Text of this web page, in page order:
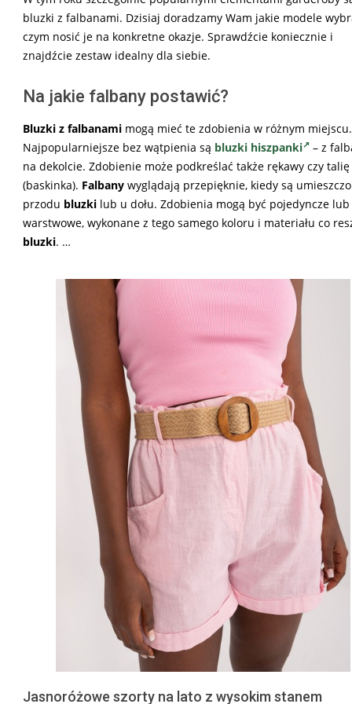
bluzki z falbanami. Dzisiaj doradzamy Wam jakie modele
czym nosić je na konkretne okazje. Sprawdźcie koniecznie i
znajdźcie zestaw idealny dla siebie.
Na jakie falbany postawić?
Bluzki z falbanami mogą mieć te zdobienia w różnym miejscu.
Najpopularniejsze bez wątpienia są bluzki hiszpanki
– z
na dekolcie. Zdobienie może podkreślać także rękawy czy talię
(baskinka). Falbany wyglądają przepięknie, kiedy są
przodu bluzki lub u dołu. Zdobienia mogą być pojedyncze lub
warstwowe, wykonane z tego samego koloru i materiału co
bluzki. …
Jasnoróżowe szorty na lato z wysokim stanem